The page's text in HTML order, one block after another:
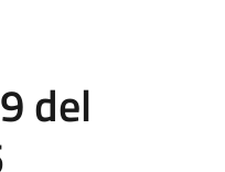
del